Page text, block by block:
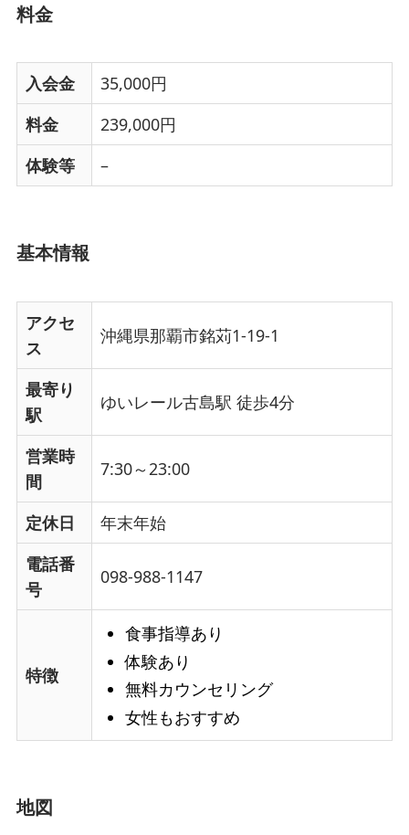
料金
入会金
35,000円
料金
239,000円
体験等
–
基本情報
アクセ
ス
沖縄県那覇市銘苅1-19-1
最寄り
駅
ゆいレール古島駅 徒歩4分
営業時
間
7:30～23:00
定休日
年末年始
電話番
号
098-988-1147
特徴
食事指導あり
体験あり
無料カウンセリング
女性もおすすめ
地図